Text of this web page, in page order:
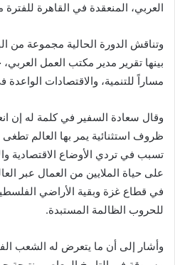
العربي، المنعقدة في القاهرة للفترة من 19 إلى 26 ابريل
وتناقش الدورة الحالية مجموعة من
بينها تقرير مدير مكتب العمل
مساراً للتنمية، والاقتصادات الواعدة
وقال سعادة السفير في كلمة له إن
ظروف استثنائية يمر بها العالم
تسبب في تردي الأوضاع الاقتصادية
على حياة الملايين من العمال عبر
في قطاع غزة وبقية الأراضي
للحروب الظالمة المستبدة.
وأشار إلى أن ما يتعرض له الشعب